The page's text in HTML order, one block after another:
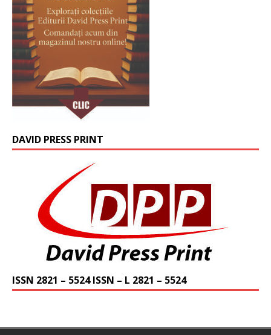
DAVID PRESS PRINT
ISSN 2821 – 5524 ISSN – L 2821 – 5524